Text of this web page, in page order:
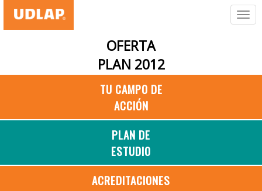
OFERTA
PLAN 2012
TU CAMPO DE
ACCIÓN
PLAN DE
ESTUDIO
ACREDITACIONES